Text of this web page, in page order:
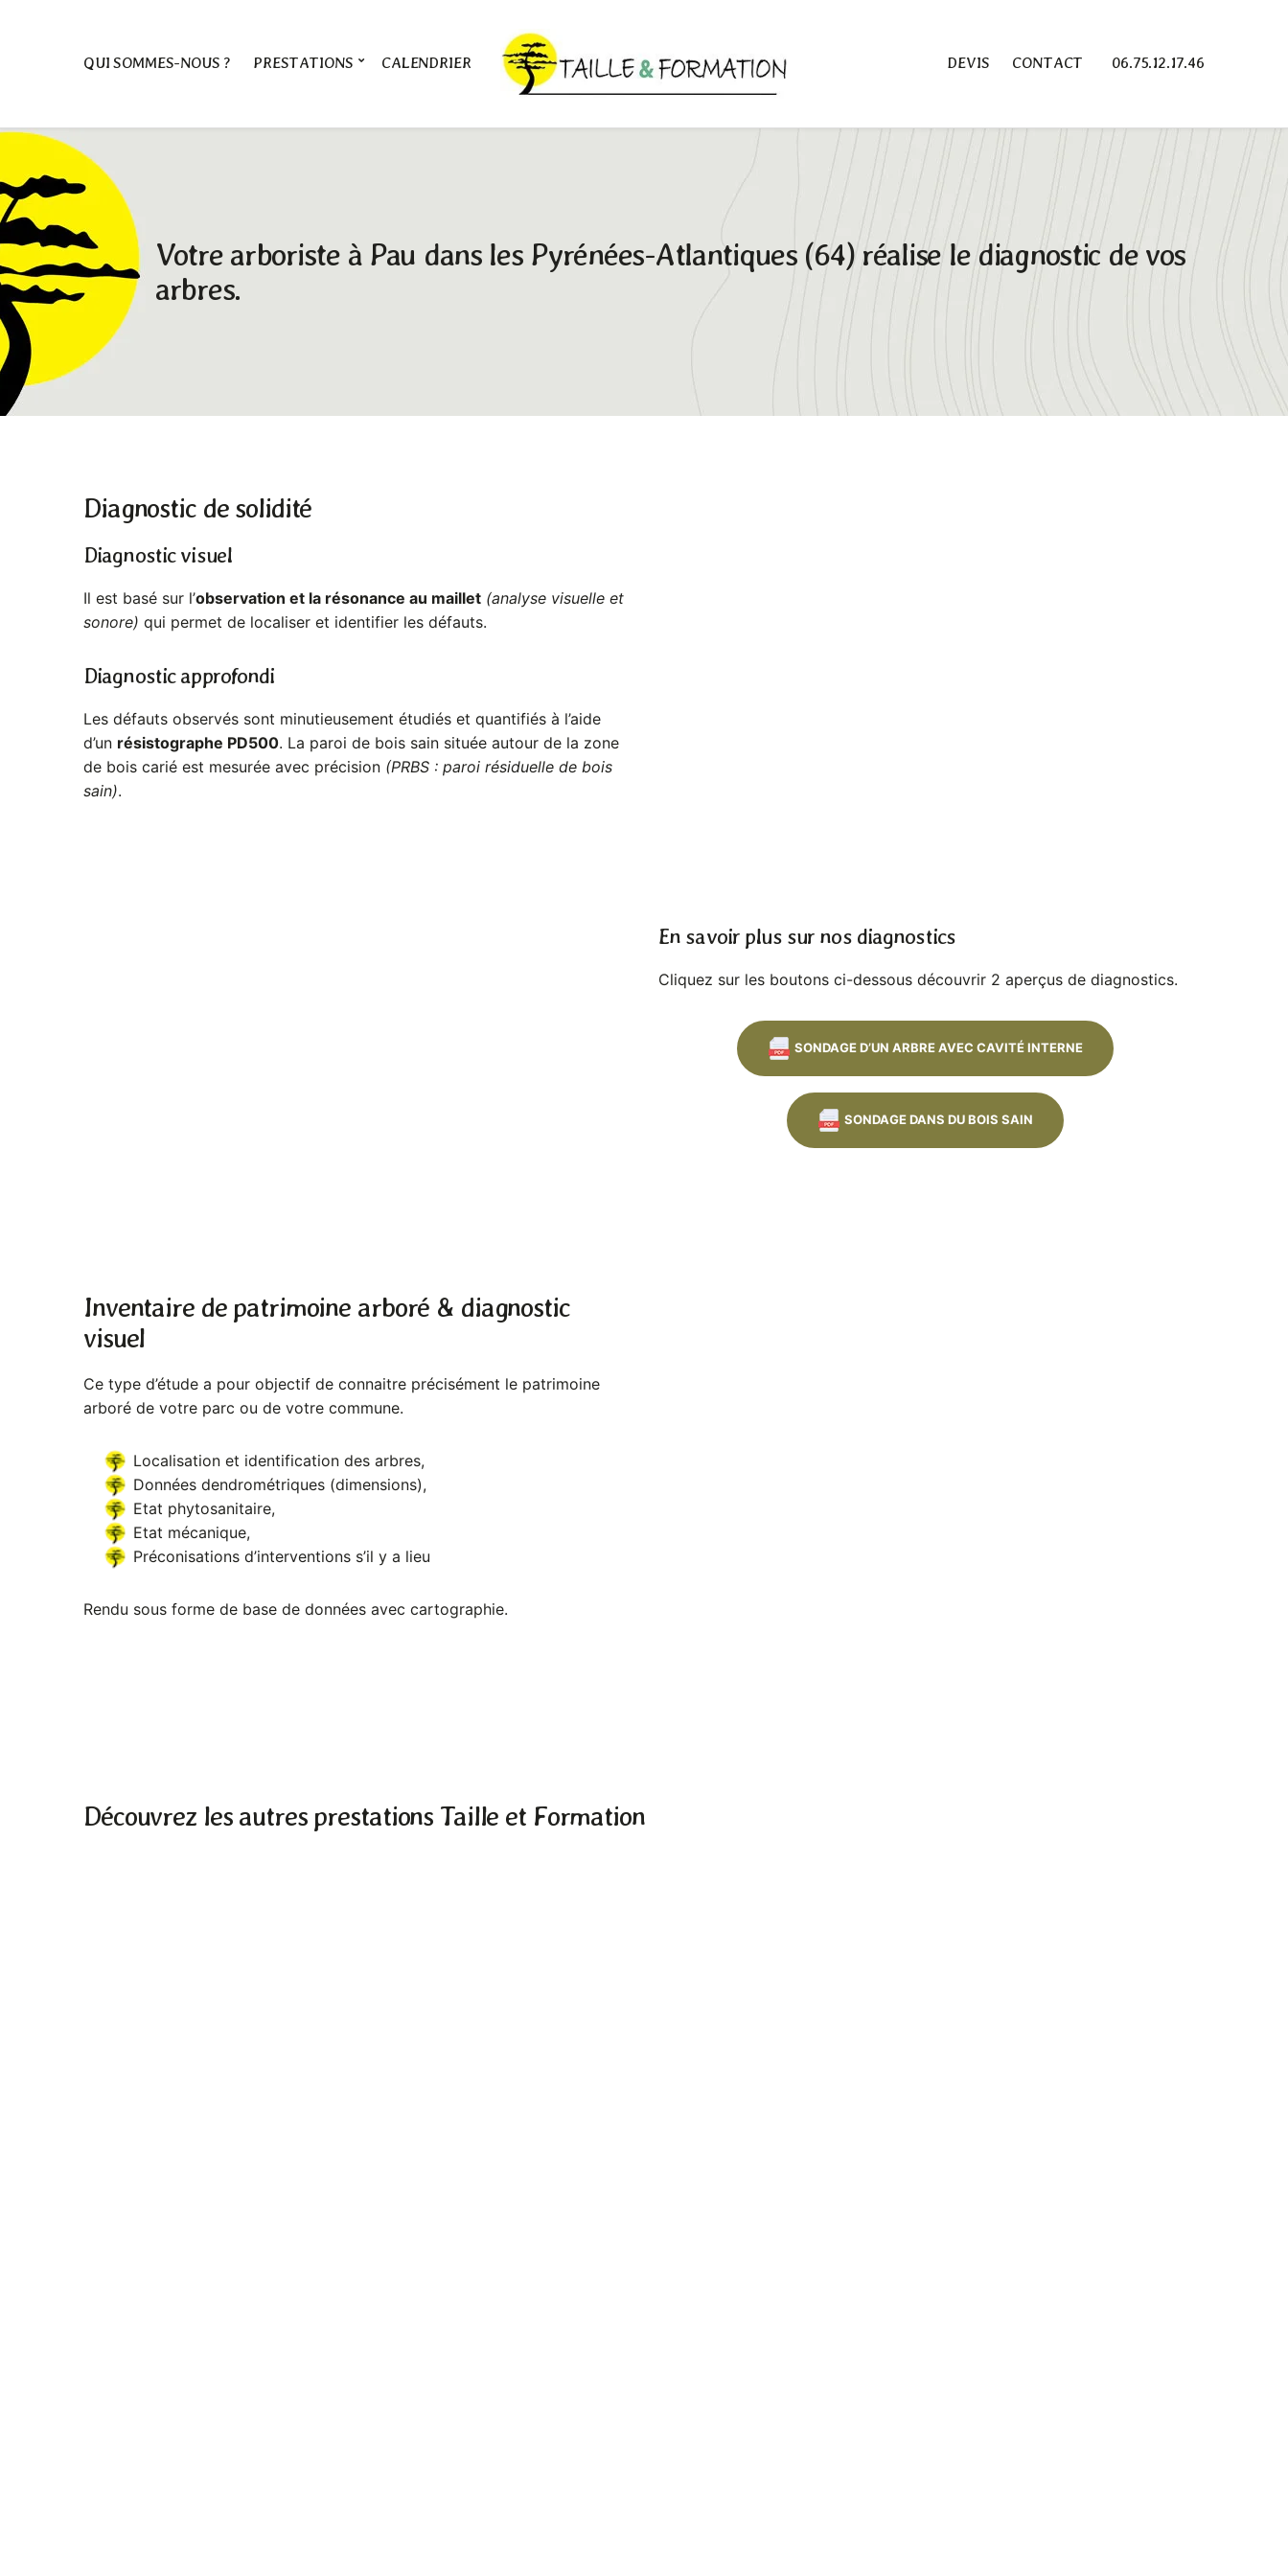
QUI SOMMES-NOUS ? PRESTATIONS CALENDRIER DEVIS CONTACT 06.75.12.17.46
Votre arboriste à Pau dans les Pyrénées-Atlantiques (64) réalise le diagnostic de vos
arbres.
Diagnostic de solidité
Diagnostic visuel
Il est basé sur l’observation et la résonance au maillet (analyse visuelle et
sonore) qui permet de localiser et identifier les défauts.
Diagnostic approfondi
Les défauts observés sont minutieusement étudiés et quantifiés à l’aide
d’un résistographe PD500. La paroi de bois sain située autour de la zone
de bois carié est mesurée avec précision (PRBS : paroi résiduelle de bois
sain).
En savoir plus sur nos diagnostics
Cliquez sur les boutons ci-dessous découvrir 2 aperçus de diagnostics.
SONDAGE D’UN ARBRE AVEC CAVITÉ INTERNE
SONDAGE DANS DU BOIS SAIN
Inventaire de patrimoine arboré & diagnostic
visuel
Ce type d’étude a pour objectif de connaitre précisément le patrimoine
arboré de votre parc ou de votre commune.
Localisation et identification des arbres,
Données dendrométriques (dimensions),
Etat phytosanitaire,
Etat mécanique,
Préconisations d’interventions s’il y a lieu
Rendu sous forme de base de données avec cartographie.
Découvrez les autres prestations Taille et Formation